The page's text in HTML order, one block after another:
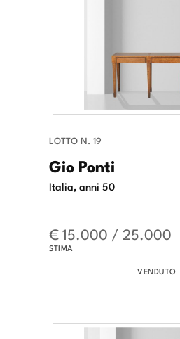
LOTTO N. 19
Gio Ponti
Italia, anni 50
€ 15.000 / 25.000
STIMA
VENDUTO